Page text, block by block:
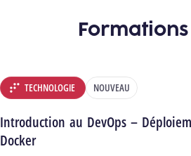
DÉPARTEMENT :
TECHNOLOGIE NOUVEAU
Introduction au DevOps –
Docker